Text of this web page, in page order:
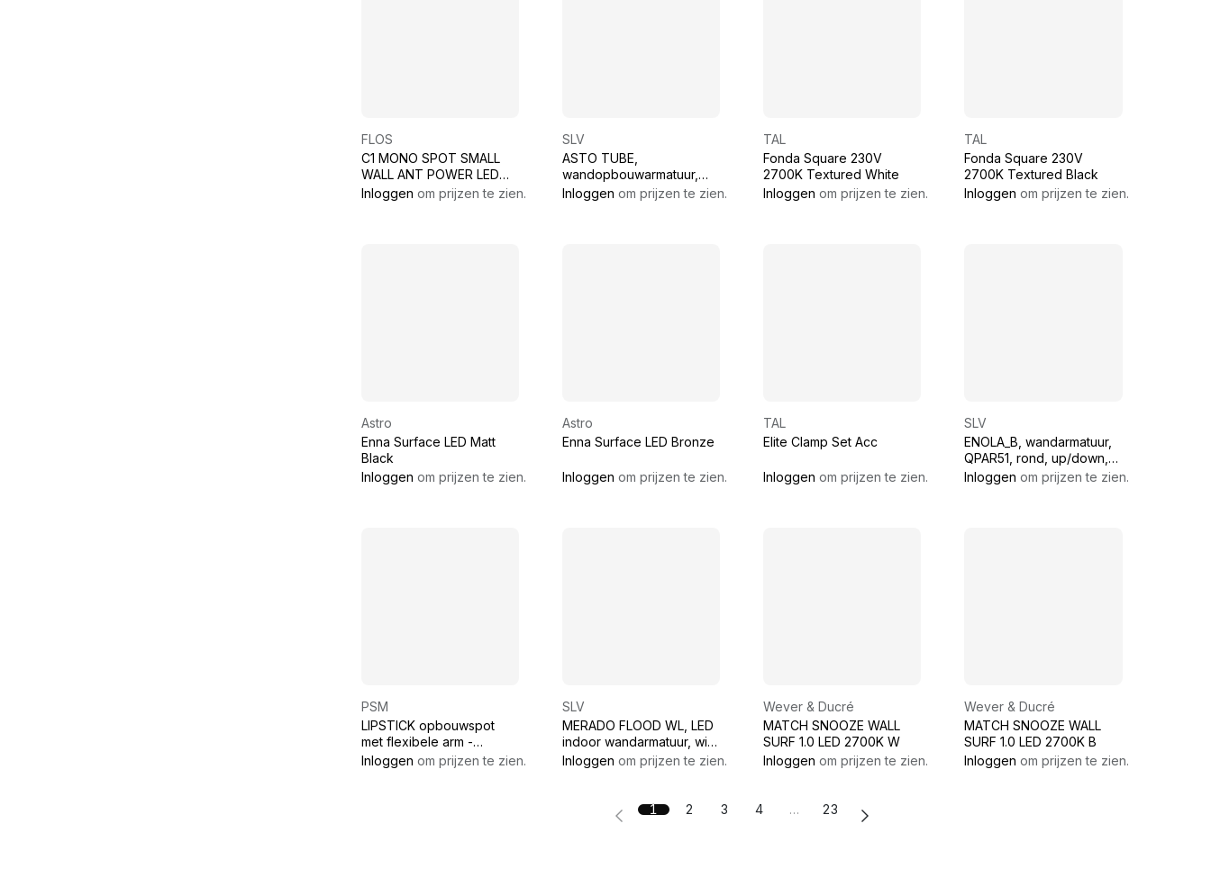
FLOS
C1 MONO SPOT SMALL
WALL ANT POWER LED
27K C90 MD
Inloggen om prijzen te zien.
SLV
ASTO TUBE,
wandopbouwarmatuur,
cilindrisch, max. 2x10 W,
Inloggen om prijzen te zien.
TAL
Fonda Square 230V
2700K Textured White
Inloggen om prijzen te zien.
TAL
Fonda Square 230V
2700K Textured Black
Inloggen om prijzen te zien.
Astro
Enna Surface LED Matt
Black
Inloggen om prijzen te zien.
Astro
Enna Surface LED Bronze
Inloggen om prijzen te zien.
TAL
Elite Clamp Set Acc
Inloggen om prijzen te zien.
SLV
ENOLA_B, wandarmatuur,
QPAR51, rond, up/down,
wit, max. 50W, incl.
Inloggen om prijzen te zien.
PSM
LIPSTICK opbouwspot
met flexibele arm -
richtbaar - zonder
Inloggen om prijzen te zien.
SLV
MERADO FLOOD WL, LED
indoor wandarmatuur, wit,
3000K, 40°
Inloggen om prijzen te zien.
Wever & Ducré
MATCH SNOOZE WALL
SURF 1.0 LED 2700K W
Inloggen om prijzen te zien.
Wever & Ducré
MATCH SNOOZE WALL
SURF 1.0 LED 2700K B
Inloggen om prijzen te zien.
1 2 3 4 … 23